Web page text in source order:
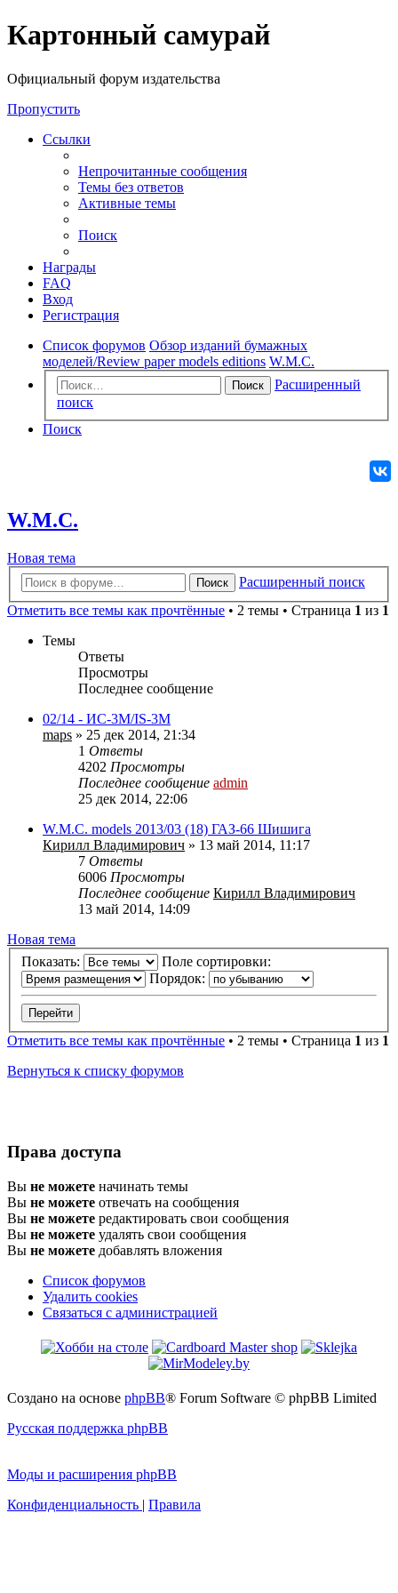
Регистрация
Картонный самурай
Официальный форум издательства
Пропустить
Ссылки
Непрочитанные сообщения
Темы без ответов
Активные темы
Поиск
Награды
FAQ
Вход
Регистрация
Список форумов Обзор изданий бумажных
моделей/Review paper models editions W.M.C.
Поиск
Расширенный
поиск
Поиск
W.M.C.
Новая
тема
Новая тема
Поиск
Расширенный поиск
Отметить все темы как прочтённые • 2 темы • Страница 1 из 1
Темы
Ответы
Просмотры
Последнее сообщение
02/14 - ИС-3М/IS-3M
maps » 25 дек 2014, 21:34
1 Ответы
4202 Просмотры
Последнее сообщение admin
25 дек 2014, 22:06
W.M.C. models 2013/03 (18) ГАЗ-66 Шишига
Кирилл Владимирович » 13 май 2014, 11:17
7 Ответы
6006 Просмотры
Последнее сообщение Кирилл Владимирович
13 май 2014, 14:09
Новая
тема
Новая тема
Показать:
Поле сортировки:
Порядок:
Отметить все темы как прочтённые • 2 темы • Страница 1 из 1
Вернуться к списку форумов
Права доступа
Вы не можете начинать темы
Вы не можете отвечать на сообщения
Вы не можете редактировать свои сообщения
Вы не можете удалять свои сообщения
Вы не можете добавлять вложения
Список форумов
Удалить cookies
Связаться
администрацией
Связаться с администрацией
Создано на основе phpBB® Forum Software © phpBB Limited
Русская поддержка phpBB
Моды и расширения phpBB
Конфиденциальность | Правила